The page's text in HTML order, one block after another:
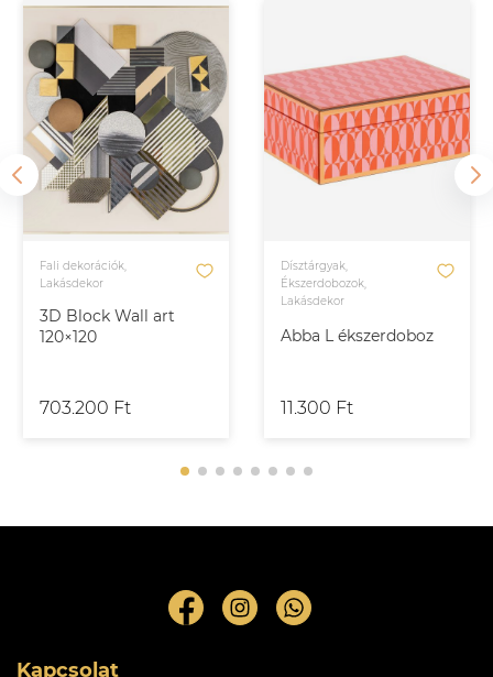
3D Block Wall art
120×120
Fali dekorációk,
Lakásdekor
703.200 Ft
Abba L ékszerdoboz
Dísztárgyak,
Ékszerdobozok,
Lakásdekor
11.300 Ft
Kapcsolat